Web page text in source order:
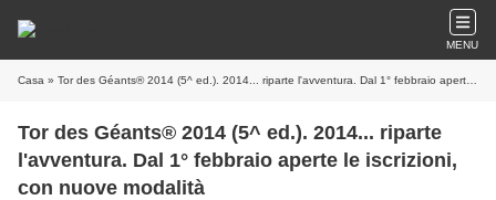
MENU
Casa » Tor des Géants® 2014 (5^ ed.). 2014... riparte l'avventura. Dal 1° febbraio aperte le iscrizioni, con nuove modalità
Tor des Géants® 2014 (5^ ed.). 2014... riparte
l'avventura. Dal 1° febbraio aperte le iscrizioni,
con nuove modalità